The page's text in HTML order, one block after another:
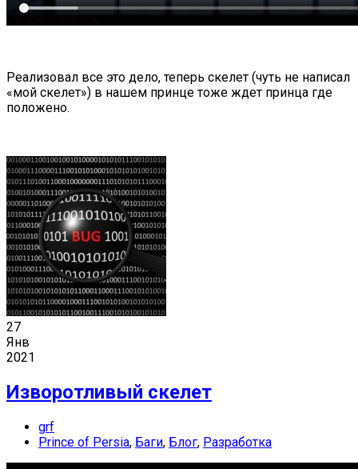
Реализовал все это дело, теперь скелет (чуть не написал
«мой скелет») в нашем принце тоже ждет принца где
положено.
27
Янв
2021
Изворотливый скелет
grf
Prince of Persia, Баги, Блог, Разработка